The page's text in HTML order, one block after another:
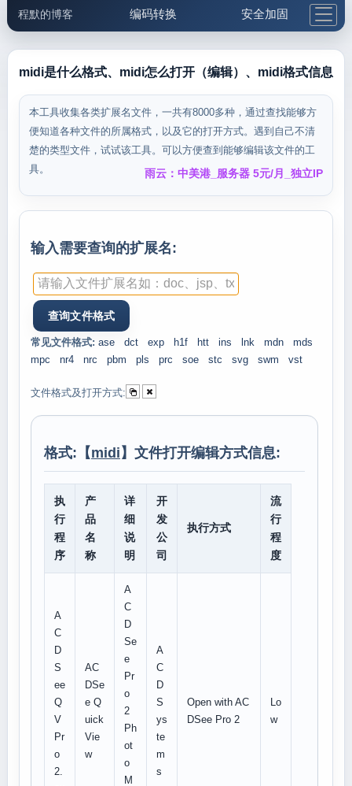
程默的博客 编码转换 安全加固
邮件工具 生活便民 更多工具
5.1支付宝大红包
midi是什么格式、midi怎么打开（编辑）、midi格式信息
本工具收集各类扩展名文件，一共有8000多种，通过查找能够方
便知道各种文件的所属格式，以及它的打开方式。遇到自己不清
楚的类型文件，试试该工具。可以方便查到能够编辑该文件的工
具。
雨云：中美港_服务器 5元/月_独立IP
输入需要查询的扩展名:
常见文件格式: ase dct exp h1f htt ins lnk mdn
mds
mpc
nr4 nrc pbm pls prc soe stc svg swm vst
文件格式及打开方式:
格式:【midi 】文件打开编辑方式信息:
执
行
程
序
产
品
名
称
详
细
说
明
开
发
公
司
执行方式
流
行
程
度
A
C
D
S
ee
Q
V
Pr
o
2.
AC
DSe
e Q
uick
Vie
w
A
C
D
Se
e
Pr
o
2
Ph
ot
o
M
A
C
D
S
ys
te
m
s
Open with AC
DSee Pro 2
Lo
w